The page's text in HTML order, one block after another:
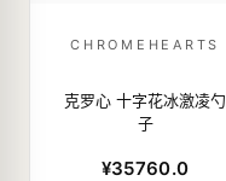
CHROMEHEARTS
克罗心 十字花冰激凌勺
子
¥35760.0